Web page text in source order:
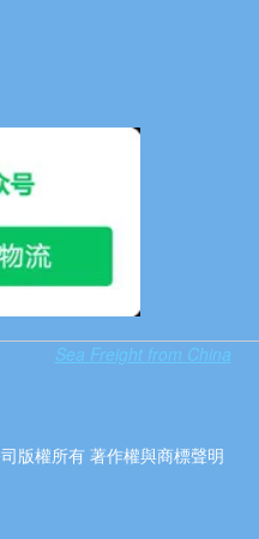
Sea Freight from China
版權所有 著作權與商標聲明